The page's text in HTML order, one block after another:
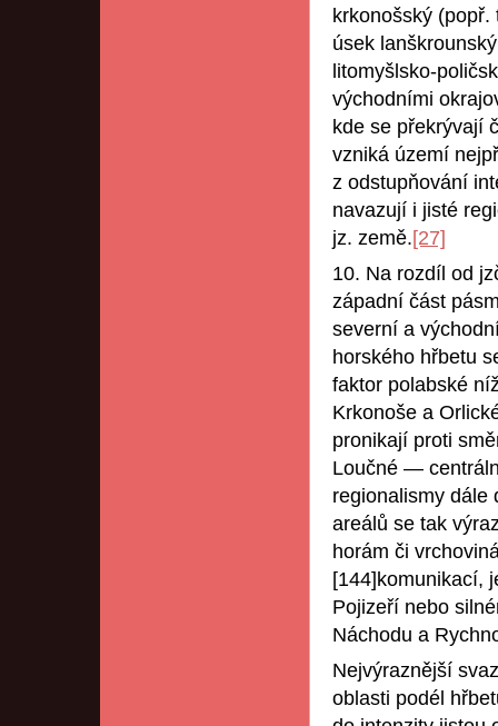
krkonošský
úsek
litomyšlsko-
východními
kde se překrývají
vzniká území
z odstupňování
navazují i jisté
jz. země.[27]
10. Na rozdíl od
západní část
severní a
horského hřbetu
faktor polabské
Krkonoše a
pronikají proti
Loučné —
regionalismy dále
areálů se tak
horám či
[144]komunikací,
Pojizeří nebo
Náchodu a
Nejvýraznější
oblasti podél